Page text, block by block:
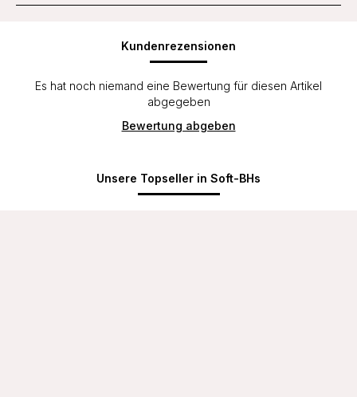
Kundenrezensionen
Es hat noch niemand eine Bewertung für diesen Artikel
abgegeben
Bewertung abgeben
Unsere Topseller in Soft-BHs